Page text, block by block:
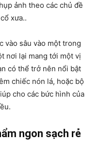
ảnh theo các chủ đề
xưa..
vào sâu vào một trong
nơi lại mang tới một vị
có thể trở nên nổi bật
chiếc nón lá, hoặc bộ
cho các bức hình của
ngon sạch rẻ